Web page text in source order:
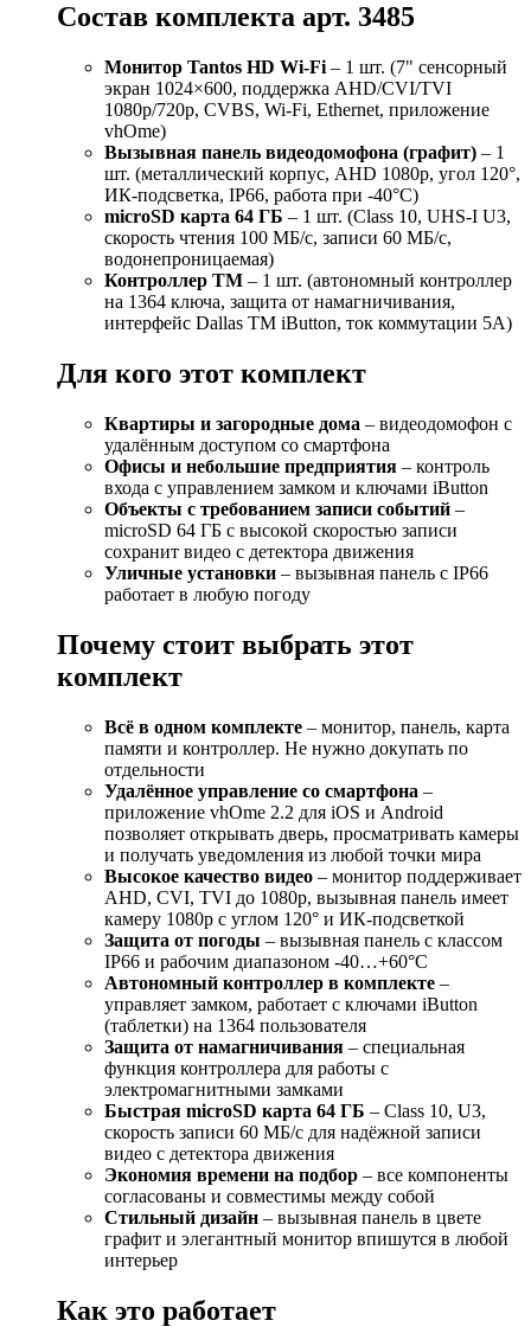
Состав комплекта арт. 3485
Монитор Tantos HD Wi-Fi – 1 шт. (7" сенсорный
экран 1024×600, поддержка AHD/CVI/TVI
1080p/720p, CVBS, Wi-Fi, Ethernet, приложение
vhOme)
Вызывная панель видеодомофона (графит) – 1
шт. (металлический корпус, AHD 1080p, угол 120°,
ИК-подсветка, IP66, работа при -40°С)
microSD карта 64 ГБ – 1 шт. (Class 10, UHS-I U3,
скорость чтения 100 МБ/с, записи 60 МБ/с,
водонепроницаемая)
Контроллер TM – 1 шт. (автономный контроллер
на 1364 ключа, защита от намагничивания,
интерфейс Dallas TM iButton, ток коммутации 5А)
Для кого этот комплект
Квартиры и загородные дома – видеодомофон с
удалённым доступом со смартфона
Офисы и небольшие предприятия – контроль
входа с управлением замком и ключами iButton
Объекты с требованием записи событий –
microSD 64 ГБ с высокой скоростью записи
сохранит видео с детектора движения
Уличные установки – вызывная панель с IP66
работает в любую погоду
Почему стоит выбрать этот
комплект
Всё в одном комплекте – монитор, панель, карта
памяти и контроллер. Не нужно докупать по
отдельности
Удалённое управление со смартфона –
приложение vhOme 2.2 для iOS и Android
позволяет открывать дверь, просматривать камеры
и получать уведомления из любой точки мира
Высокое качество видео – монитор поддерживает
AHD, CVI, TVI до 1080p, вызывная панель имеет
камеру 1080p с углом 120° и ИК-подсветкой
Защита от погоды – вызывная панель с классом
IP66 и рабочим диапазоном -40…+60°С
Автономный контроллер в комплекте –
управляет замком, работает с ключами iButton
(таблетки) на 1364 пользователя
Защита от намагничивания – специальная
функция контроллера для работы с
электромагнитными замками
Быстрая microSD карта 64 ГБ – Class 10, U3,
скорость записи 60 МБ/с для надёжной записи
видео с детектора движения
Экономия времени на подбор – все компоненты
согласованы и совместимы между собой
Стильный дизайн – вызывная панель в цвете
графит и элегантный монитор впишутся в любой
интерьер
Как это работает